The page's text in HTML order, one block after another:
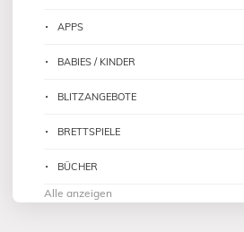
APPS
BABIES / KINDER
BLITZANGEBOTE
BRETTSPIELE
BÜCHER
Alle anzeigen